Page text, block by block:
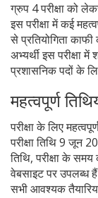
ग्रुप 4 परीक्षा को
इस परीक्षा में कई
से प्रतियोगिता
अभ्यर्थी इस परीक्षा
प्रशासनिक पदों के
महत्वपूर्ण
परीक्षा के लिए
परीक्षा तिथि 9 जून
तिथि, परीक्षा के
वेबसाइट पर उपलब्ध
सभी आवश्यक